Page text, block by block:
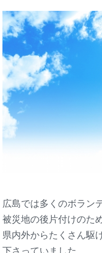
広島では多くのボラン
被災地の後片付けのた
県内外からたくさん駆
下さっていました